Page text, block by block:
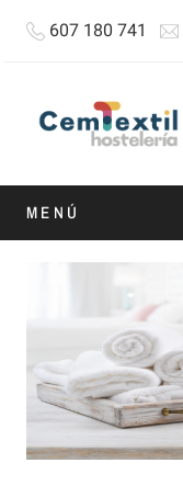
607 180 741
MENÚ